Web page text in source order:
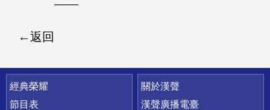
返回
快速連結
經典榮耀
節目表
關於漢聲
漢聲廣播電臺